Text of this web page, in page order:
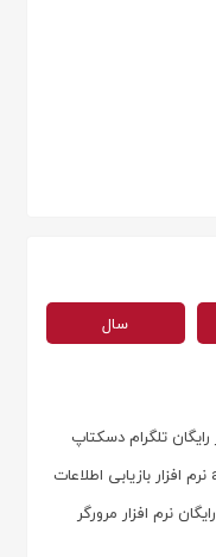
سال
دانلود google chrome 145.0.7632.117 رایگان نرم افزار مرورگر